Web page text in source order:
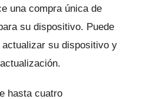
una compra única de
su dispositivo. Puede
su dispositivo y
hasta cuatro